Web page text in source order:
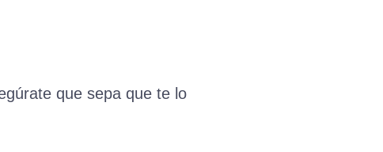
que sepa que te lo